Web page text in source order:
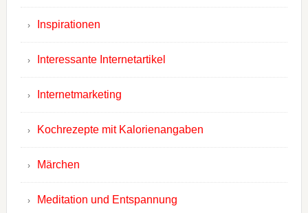
Inspirationen
Interessante Internetartikel
Internetmarketing
Kochrezepte mit Kalorienangaben
Märchen
Meditation und Entspannung